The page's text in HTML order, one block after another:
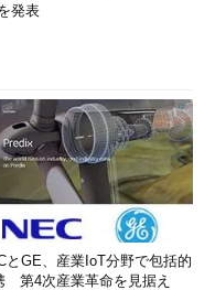
発表
とGE、産業IoT分野で包括的
第4次産業革命を見据え